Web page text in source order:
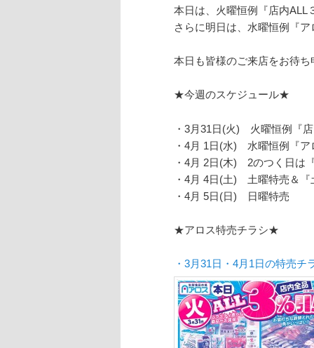
本日は、火曜恒例『店内ALL
さらに明日は、水曜恒例『
本日も皆様のご来店をお待
★今週のスケジュール★
・3月31日(火) 火曜恒例『
・4月 1日(水) 水曜恒例『ア
・4月 2日(木) 2のつく日は
・4月 4日(土) 土曜特売＆『
・4月 5日(日) 日曜特売
★アロス特売チラシ★
・3月31日・ 4月1日の特売チ